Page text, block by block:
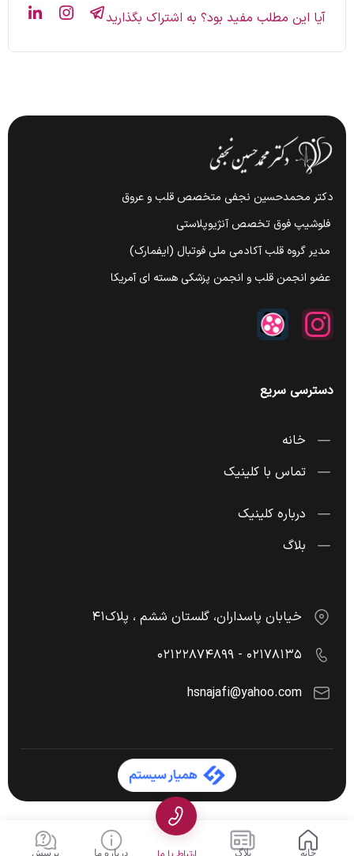
آیا این مطلب مفید بود؟ به اشتراک بگذارید
دکتر محمدحسین نجفی متخصص قلب و عروق
فلوشیپ فوق تخصص آنژیوپلاستی
مدیر گروه قلب آکادمی ملی فوتبال (ایفمارک)
عضو انجمن قلب و انجمن پزشکی هسته ای آمریکا
دسترسی سریع
خانه
تماس با کلینیک
درباره کلینیک
بلاگ
خیابان پاسداران، گلستان ششم ، پلاک۴۱
۰۲۱۷۸۱۳۵ - ۰۲۱۲۲۸۷۴۸۹۹
hsnajafi@yahoo.com
خانه بلاگ درباره ما پرسش